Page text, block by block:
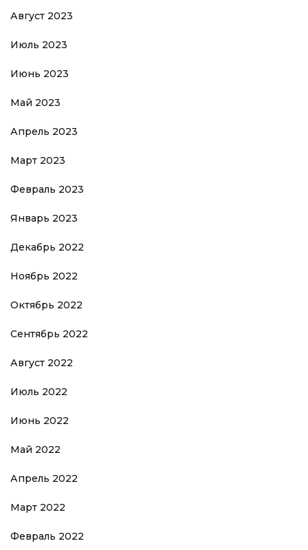
Август 2023
Июль 2023
Июнь 2023
Май 2023
Апрель 2023
Март 2023
Февраль 2023
Январь 2023
Декабрь 2022
Ноябрь 2022
Октябрь 2022
Сентябрь 2022
Август 2022
Июль 2022
Июнь 2022
Май 2022
Апрель 2022
Март 2022
Февраль 2022